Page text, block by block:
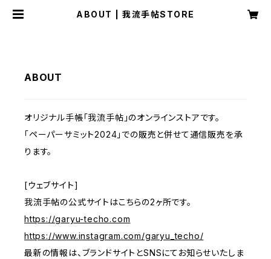
ABOUT | 我流手帖STORE
ABOUT
オリジナル手帳「我流手帖」のオンラインストアです。
「ペーパーサミット2024」での販売と併せて通信販売を承
ります。
[ウェブサイト]
我流手帖の公式サイトはこちらの2ヶ所です。
https://garyu-techo.com
https://www.instagram.com/garyu_techo/
最新の情報は、ブランドサイトとSNSにてお知らせいたしま